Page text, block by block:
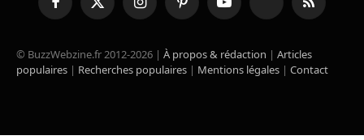
FacebookX
(Twitter)
InstagramPinterestYouTube TikTok RSS
© BuzzWebzine.fr 2012-2026 | À propos & rédaction | Articles
populaires | Recherches populaires | Mentions légales | Contact